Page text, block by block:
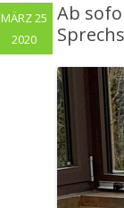
Ab
MÄRZ 25
2020